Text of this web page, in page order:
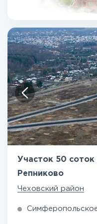
Участок 50
Репниково
Чеховский район